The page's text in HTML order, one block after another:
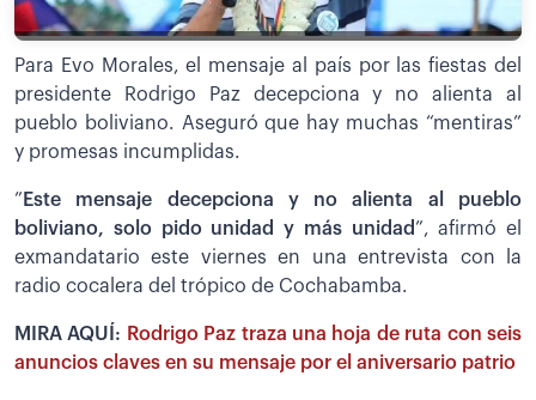
Para Evo Morales, el mensaje al país por las fiestas del
presidente Rodrigo Paz decepciona y no alienta al
pueblo boliviano. Aseguró que hay muchas “mentiras”
y promesas incumplidas.
” Este mensaje decepciona y no alienta al pueblo
boliviano, solo pido unidad y más unidad ”, afirmó el
exmandatario este viernes en una entrevista con la
radio cocalera del trópico de Cochabamba.
MIRA AQUÍ: Rodrigo Paz traza una hoja de ruta con seis
anuncios claves en su mensaje por el aniversario patrio